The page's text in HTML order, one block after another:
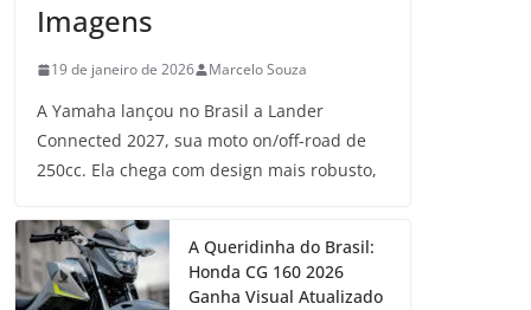
Imagens
19 de janeiro de 2026 Marcelo Souza
A Yamaha lançou no Brasil a Lander
Connected 2027, sua moto on/off-road de
250cc. Ela chega com design mais robusto,
A Queridinha do Brasil:
Honda CG 160 2026
Ganha Visual Atualizado